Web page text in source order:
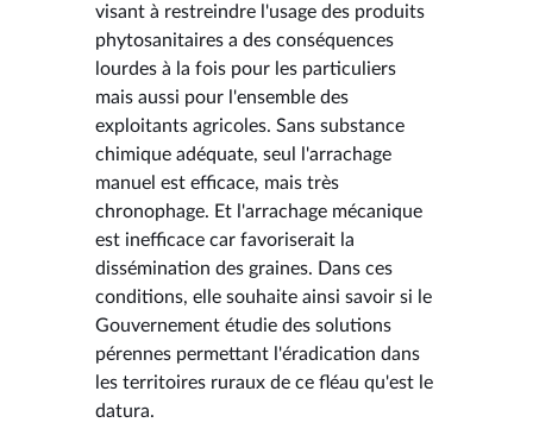
visant à restreindre l'usage des produits
phytosanitaires a des conséquences
lourdes à la fois pour les particuliers
mais aussi pour l'ensemble des
exploitants agricoles. Sans substance
chimique adéquate, seul l'arrachage
manuel est efficace, mais très
chronophage. Et l'arrachage mécanique
est inefficace car favoriserait la
dissémination des graines. Dans ces
conditions, elle souhaite ainsi savoir si le
Gouvernement étudie des solutions
pérennes permettant l'éradication dans
les territoires ruraux de ce fléau qu'est le
datura.